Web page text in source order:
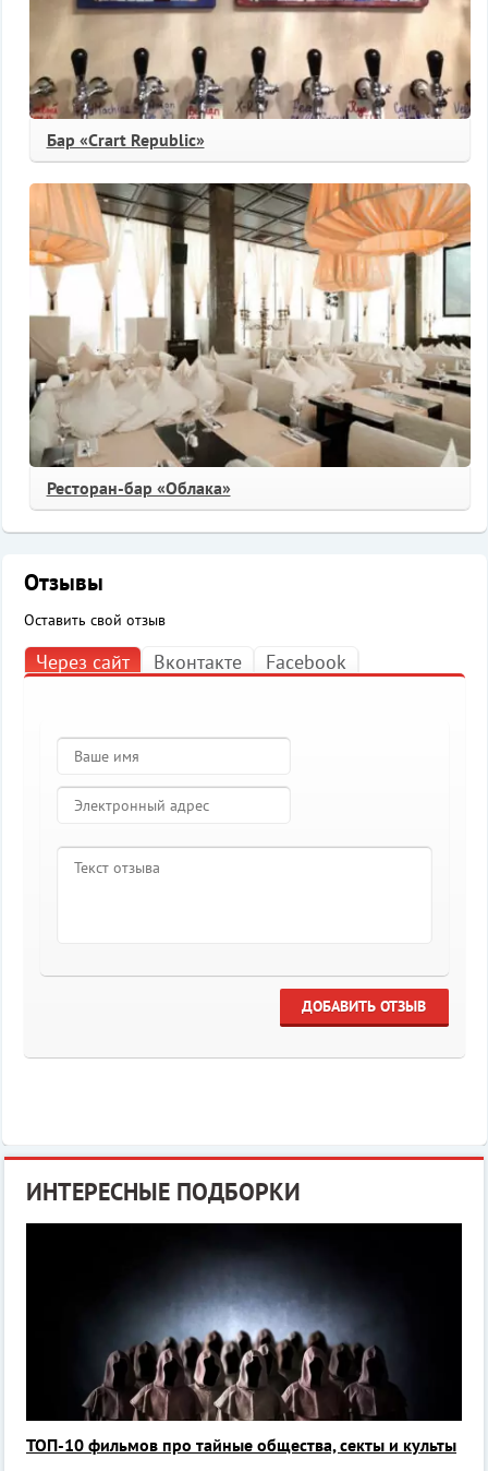
Бар «Crart Republic»
Ресторан-бар «Облака»
Отзывы
Оставить свой отзыв
Через сайт Вконтакте Facebook
ДОБАВИТЬ ОТЗЫВ
ИНТЕРЕСНЫЕ ПОДБОРКИ
ТОП-10 фильмов про тайные общества, секты и культы